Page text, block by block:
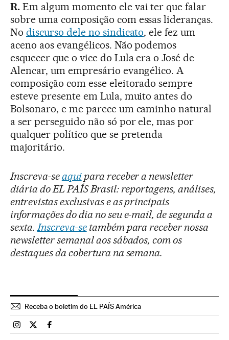
R.Em algum momento ele vai ter que falar
sobre uma composição com essas lideranças.
No discurso dele no sindicato, ele fez um
aceno aos evangélicos. Não podemos
esquecer que o vice do Lula era o José de
Alencar, um empresário evangélico. A
composição com esse eleitorado sempre
esteve presente em Lula, muito antes do
Bolsonaro, e me parece um caminho natural
a ser perseguido não só por ele, mas por
qualquer político que se pretenda
majoritário.
Inscreva-seaquipara receber a newsletter
diária do EL PAÍS Brasil: reportagens, análises,
entrevistas exclusivas e as principais
informações do dia no seu e-mail, de segunda a
sexta.Inscreva-setambém para receber nossa
newsletter semanal aos sábados, com os
destaques da cobertura na semana.
Receba o boletim do EL PAÍS América
Brasil El País Brasil en Instagram
Brasil El País Brasil en Twitter
Brasil El País Brasil en Facebook